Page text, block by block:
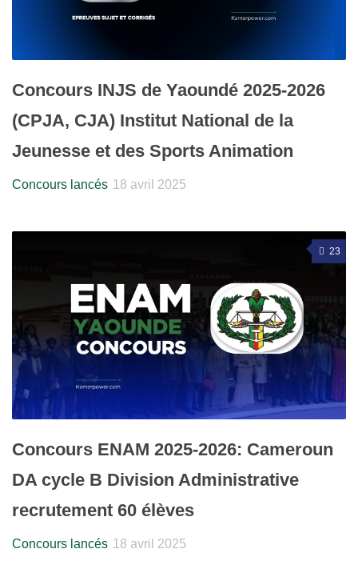
Concours INJS de Yaoundé 2025-2026
(CPJA, CJA) Institut National de la
Jeunesse et des Sports Animation
Concours lancés 18 avril 2025
23
Concours ENAM 2025-2026: Cameroun
DA cycle B Division Administrative
recrutement 60 élèves
Concours lancés 18 avril 2025